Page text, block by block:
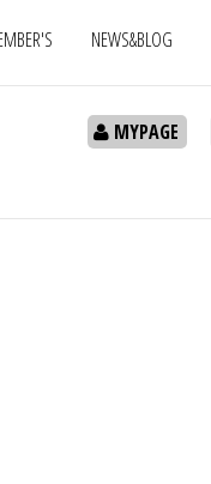
NEWS&BLOG
MYPAGE